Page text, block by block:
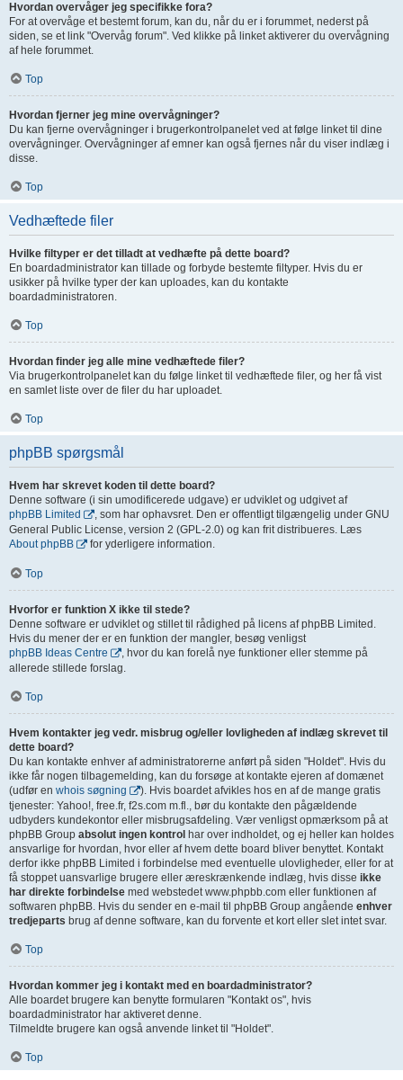
Hvordan overvåger jeg specifikke fora?
For at overvåge et bestemt forum, kan du, når du er i forummet, nederst på
siden, se et link "Overvåg forum". Ved klikke på linket aktiverer du overvågning
af hele forummet.
Top
Hvordan fjerner jeg mine overvågninger?
Du kan fjerne overvågninger i brugerkontrolpanelet ved at følge linket til dine
overvågninger. Overvågninger af emner kan også fjernes når du viser indlæg i
disse.
Top
Vedhæftede filer
Hvilke filtyper er det tilladt at vedhæfte på dette board?
En boardadministrator kan tillade og forbyde bestemte filtyper. Hvis du er
usikker på hvilke typer der kan uploades, kan du kontakte
boardadministratoren.
Top
Hvordan finder jeg alle mine vedhæftede filer?
Via brugerkontrolpanelet kan du følge linket til vedhæftede filer, og her få vist
en samlet liste over de filer du har uploadet.
Top
phpBB spørgsmål
Hvem har skrevet koden til dette board?
Denne software (i sin umodificerede udgave) er udviklet og udgivet af
phpBB Limited
, som har ophavsret. Den er offentligt tilgængelig under GNU
General Public License, version 2 (GPL-2.0) og kan frit distribueres. Læs
About phpBB
for yderligere information.
Top
Hvorfor er funktion X ikke til stede?
Denne software er udviklet og stillet til rådighed på licens af phpBB Limited.
Hvis du mener der er en funktion der mangler, besøg venligst
phpBB Ideas Centre
, hvor du kan forelå nye funktioner eller stemme på
allerede stillede forslag.
Top
Hvem kontakter jeg vedr. misbrug og/eller lovligheden af indlæg skrevet til
dette board?
Du kan kontakte enhver af administratorerne anført på siden "Holdet". Hvis du
ikke får nogen tilbagemelding, kan du forsøge at kontakte ejeren af domænet
(udfør en whois søgning
). Hvis boardet afvikles hos en af de mange gratis
tjenester: Yahoo!, free.fr, f2s.com m.fl., bør du kontakte den pågældende
udbyders kundekontor eller misbrugsafdeling. Vær venligst opmærksom på at
phpBB Group absolut ingen kontrol har over indholdet, og ej heller kan holdes
ansvarlige for hvordan, hvor eller af hvem dette board bliver benyttet. Kontakt
derfor ikke phpBB Limited i forbindelse med eventuelle ulovligheder, eller for at
få stoppet uansvarlige brugere eller æreskrænkende indlæg, hvis disse ikke
har direkte forbindelse med webstedet www.phpbb.com eller funktionen af
softwaren phpBB. Hvis du sender en e-mail til phpBB Group angående enhver
tredjeparts brug af denne software, kan du forvente et kort eller slet intet svar.
Top
Hvordan kommer jeg i kontakt med en boardadministrator?
Alle boardet brugere kan benytte formularen "Kontakt os", hvis
boardadministrator har aktiveret denne.
Tilmeldte brugere kan også anvende linket til "Holdet".
Top